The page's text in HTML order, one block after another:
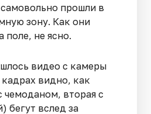
прошли в
зону. Как они
поле, не ясно.
видео с камеры
видно, как
чемоданом, вторая с
бегут вслед за